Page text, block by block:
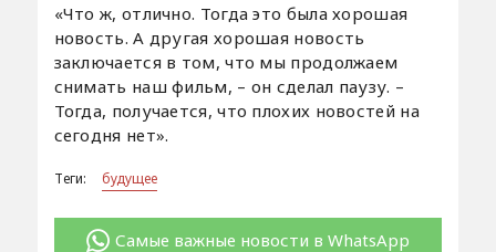
«Что ж, отлично. Тогда это была хорошая
новость. А другая хорошая новость
заключается в том, что мы продолжаем
снимать наш фильм, – он сделал паузу. –
Тогда, получается, что плохих новостей на
сегодня нет».
Теги: будущее
Самые важные новости в WhatsApp